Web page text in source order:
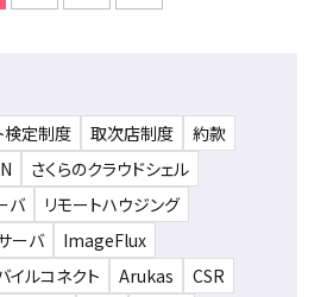
検定制度 取次店制度
約款
さくらのクラウドシェル
バ
リモートハウジング
ーバ
ImageFlux
イルコネクト
Arukas
CSR